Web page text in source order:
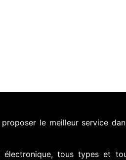
le meilleur service
tous types et